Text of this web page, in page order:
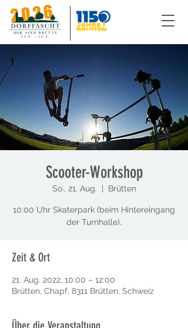
Scooter-Workshop
So., 21. Aug. Brütten
10:00 Uhr Skaterpark (beim Hintereingang
der Turnhalle).
Zeit & Ort
21. Aug. 2022, 10:00 – 12:00
Brütten, Chapf, 8311 Brütten, Schweiz